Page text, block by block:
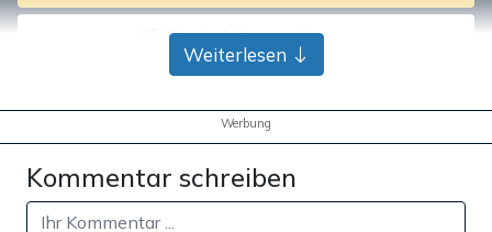
Bank-Überweisung
Weiterlesen
Werbung
Kommentar schreiben